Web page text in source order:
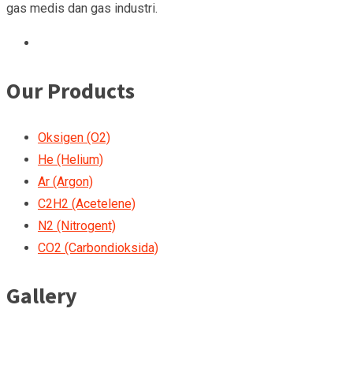
gas medis dan gas industri.
Our Products
Oksigen (O2)
He (Helium)
Ar (Argon)
C2H2 (Acetelene)
N2 (Nitrogent)
CO2 (Carbondioksida)
Gallery